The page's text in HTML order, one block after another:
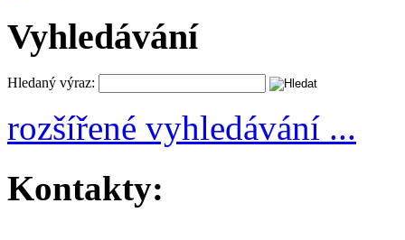
Vyhledávání
Hledaný výraz:
rozšířené vyhledávání ...
Kontakty: